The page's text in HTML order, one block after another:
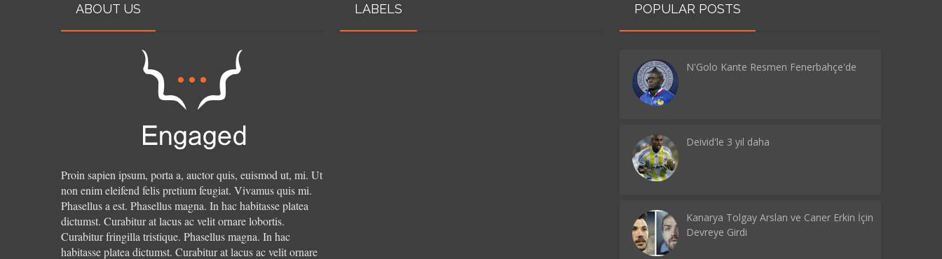
ABOUT US
Proin sapien ipsum, porta a, auctor quis, euismod ut, mi. Ut
non enim eleifend felis pretium feugiat. Vivamus quis mi.
Phasellus a est. Phasellus magna. In hac habitasse platea
dictumst. Curabitur at lacus ac velit ornare lobortis.
Curabitur fringilla tristique. Phasellus magna. In hac
habitasse platea dictumst. Curabitur at lacus ac velit ornare
LABELS POPULAR POSTS
N'Golo Kante Resmen Fenerbahçe'de
Deivid'le 3 yıl daha
Kanarya Tolgay Arslan ve Caner Erkin İçin
Devreye Girdi